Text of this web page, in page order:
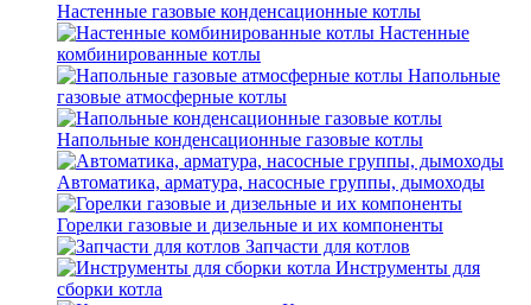
Настенные газовые конденсационные котлы
Настенные
комбинированные котлы
Напольные
газовые атмосферные котлы
Напольные конденсационные газовые котлы
Автоматика, арматура, насосные группы, дымоходы
Горелки газовые и дизельные и их компоненты
Запчасти для котлов
Инструменты для
сборки котла